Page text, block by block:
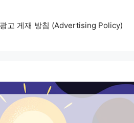
광고 게재 방침 (Advertising Policy)